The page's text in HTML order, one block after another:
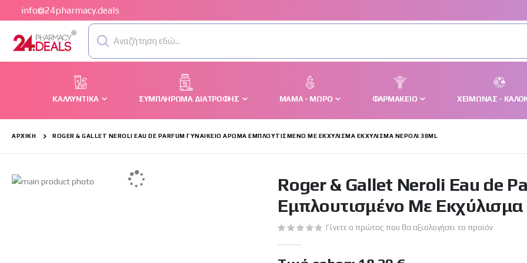
info@24pharmacy.deals
ΚΑΛΛΥΝΤΙΚΆ ΣΥΜΠΛΉΡΩΜΑ ΔΙΑΤΡΟΦΉΣ ΜΑΜΆ - ΜΩΡΌ ΦΑΡΜΑΚΕΊΟ ΧΕΙΜΏΝΑΣ -
Αναζήτηση εδώ...
ΑΡΧΙΚΉ ROGER & GALLET NEROLI EAU DE PARFUM ΓΥΝΑΙΚΕΊΟ ΆΡΩΜΑ ΕΜΠΛΟΥΤΙΣΜΈΝΟ ΜΕ ΕΚΧΎΛΙΣΜΑ ΕΚΧΎΛΙΣΜΑ ΝΈΡΟΛΙ 30ML
Μετάβαση
Roger & Gallet Neroli Eau de
Εμπλουτισμένο Με
Γίνετε ο πρώτος που θα αξιολογήσει το προϊόν